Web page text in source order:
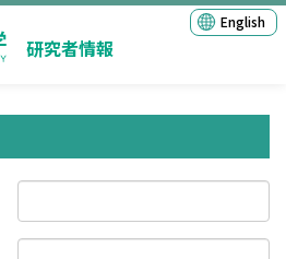
研究者情報
English